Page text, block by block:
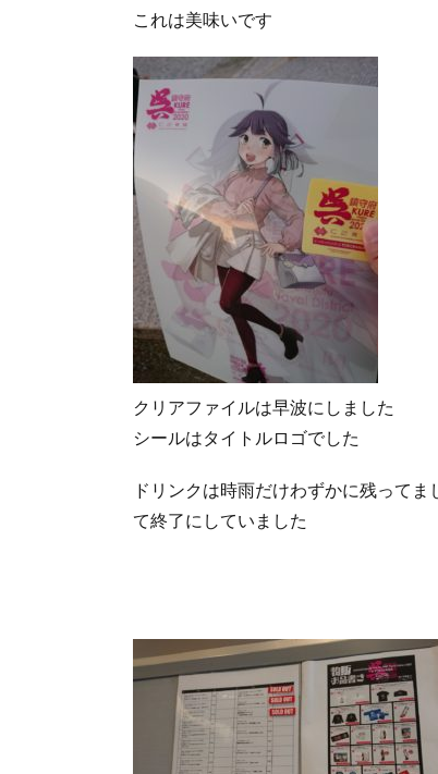
これは美味いです
クリアファイルは早波にしました
シールはタイトルロゴでした
ドリンクは時雨だけわずかに残って
て終了にしていました